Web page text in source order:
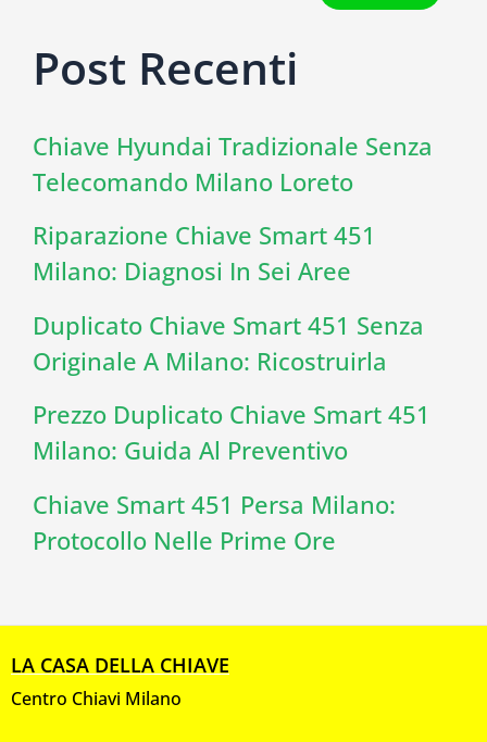
Post Recenti
Chiave Hyundai Tradizionale Senza
Telecomando Milano Loreto
Riparazione Chiave Smart 451
Milano: Diagnosi In Sei Aree
Duplicato Chiave Smart 451 Senza
Originale A Milano: Ricostruirla
Prezzo Duplicato Chiave Smart 451
Milano: Guida Al Preventivo
Chiave Smart 451 Persa Milano:
Protocollo Nelle Prime Ore
LA CASA DELLA CHIAVE
Centro Chiavi Milano